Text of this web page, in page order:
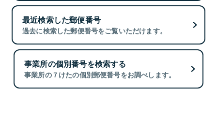
最近検索した郵便番号
過去に検索した郵便番号をご覧いただけます。
事業所の個別番号を検索する
事業所の７けたの個別郵便番号をお調べします。